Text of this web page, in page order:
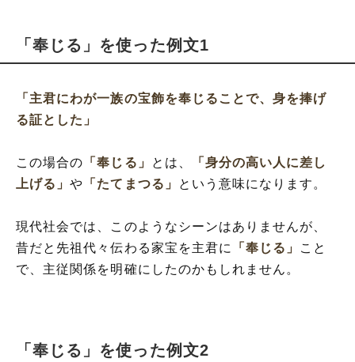
「奉じる」を使った例文1
「主君にわが一族の宝飾を奉じることで、身を捧げ
る証とした」
この場合の 「奉じる」 とは、
「身分の高い人に差し
上げる」や 「たてまつる」 という意味になります。
現代社会では、このようなシーンはありませんが、
昔だと先祖代々伝わる家宝を主君に
「奉じる」 こと
で、主従関係を明確にしたのかもしれません。
「奉じる」を使った例文2